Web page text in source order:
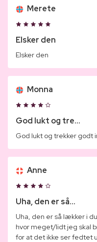
Merete
Elsker den
Elsker den
Monna
God lukt og tre...
God lukt og trekker godt
Anne
Uha, den er så...
Uha, den er så lækker i
hvor meget/lidt jeg skal
for at det ikke ser fedtet